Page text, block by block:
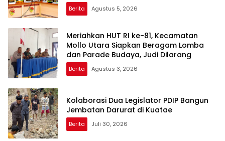
Berita Agustus 5, 2026
Meriahkan HUT RI ke-81, Kecamatan
Mollo Utara Siapkan Beragam Lomba
dan Parade Budaya, Judi Dilarang
Berita Agustus 3, 2026
Kolaborasi Dua Legislator PDIP Bangun
Jembatan Darurat di Kuatae
Berita Juli 30, 2026